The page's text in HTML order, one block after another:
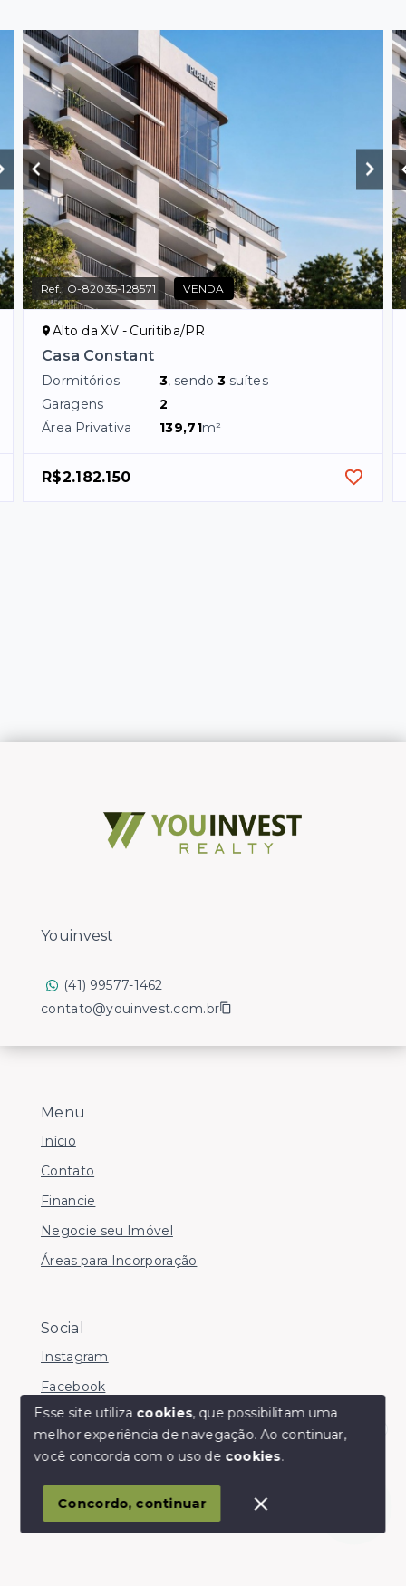
Ref.: O-82035-128571 VENDA
Alto da XV - Curitiba/PR
Casa Constant
Dormitórios 3, sendo3 suítes
Garagens
2
Área Privativa
139,71m²
R$2.182.150
Olá! somos da Linkmob, como podemos ajudar?
Menu
Início
Contato
Financie
Negocie seu Imóvel
Áreas para Incorporação
Social
Instagram
Facebook
© Copyright 2026 - Youinvest - Todos os direitos
SITE PARA IMOBILIARIA
Youinvest
(41) 99577-1462
contato@youinvest.com.br
Esse site utiliza cookies, que possibilitam uma
melhor experiência de navegação.Ao continuar,
você concorda com o uso de cookies.
Concordo, continuar